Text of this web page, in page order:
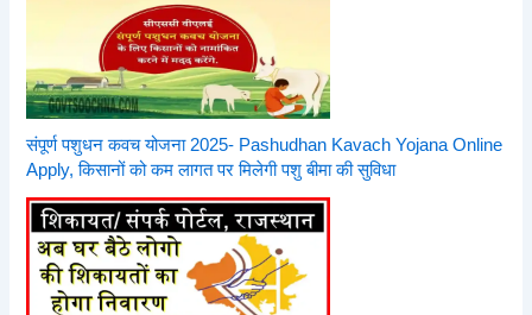
संपूर्ण पशुधन कवच योजना 2025- Pashudhan Kavach Yojana Online
Apply, किसानों को कम लागत पर मिलेगी पशु बीमा की सुविधा